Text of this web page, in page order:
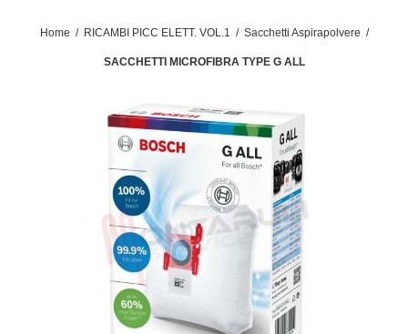
Home / RICAMBI PICC ELETT. VOL.1 / Sacchetti Aspirapolvere /
SACCHETTI MICROFIBRA TYPE G ALL